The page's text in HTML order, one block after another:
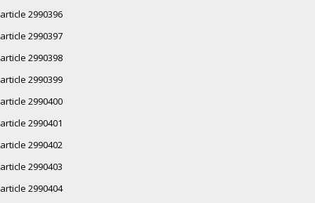
article 2990396
article 2990397
article 2990398
article 2990399
article 2990400
article 2990401
article 2990402
article 2990403
article 2990404